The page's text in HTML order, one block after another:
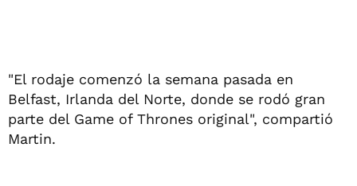
"El rodaje comenzó la semana pasada en
Belfast, Irlanda del Norte, donde se rodó gran
parte del Game of Thrones original", compartió
Martin.